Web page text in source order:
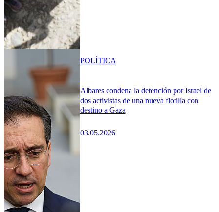
Albares condena la detención por Israel de
dos activistas de una nueva flotilla con
destino a Gaza
03.05.2026
POLÍTICA